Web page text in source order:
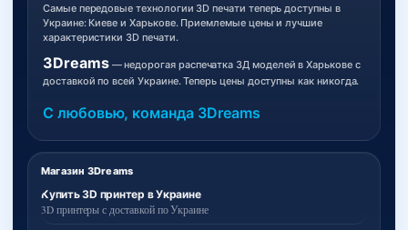
Магазин 3Dreams
Купить 3D принтер в Украине
3D принтеры с доставкой по Украине
Самые передовые технологии 3D печати теперь доступны в
Украине: Киеве и Харькове. Приемлемые цены и лучшие
характеристики 3D печати.
3Dreams— недорогая распечатка 3Д моделей в Харькове с
доставкой по всей Украине. Теперь цены доступны как никогда.
С любовью, команда 3Dreams